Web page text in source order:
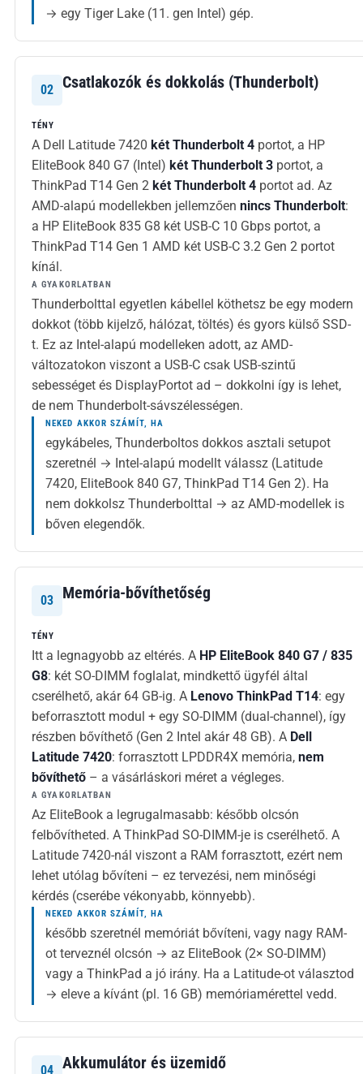
→ egy Tiger Lake (11. gen Intel) gép.
02 Csatlakozók és dokkolás (Thunderbolt)
TÉNY
A Dell Latitude 7420 két Thunderbolt 4 portot, a HP
EliteBook 840 G7 (Intel) két Thunderbolt 3 portot, a
ThinkPad T14 Gen 2 két Thunderbolt 4 portot ad. Az
AMD-alapú modellekben jellemzően nincs Thunderbolt:
a HP EliteBook 835 G8 két USB-C 10 Gbps portot, a
ThinkPad T14 Gen 1 AMD két USB-C 3.2 Gen 2 portot
kínál.
A GYAKORLATBAN
Thunderbolttal egyetlen kábellel köthetsz be egy modern
dokkot (több kijelző, hálózat, töltés) és gyors külső SSD-
t. Ez az Intel-alapú modelleken adott, az AMD-
változatokon viszont a USB-C csak USB-szintű
sebességet és DisplayPortot ad – dokkolni így is lehet,
de nem Thunderbolt-sávszélességen.
NEKED AKKOR SZÁMÍT, HA
egykábeles, Thunderboltos dokkos asztali setupot
szeretnél → Intel-alapú modellt válassz (Latitude
7420, EliteBook 840 G7, ThinkPad T14 Gen 2). Ha
nem dokkolsz Thunderbolttal → az AMD-modellek is
bőven elegendők.
03 Memória-bővíthetőség
TÉNY
Itt a legnagyobb az eltérés. A HP EliteBook 840 G7 / 835
G8: két SO-DIMM foglalat, mindkettő ügyfél által
cserélhető, akár 64 GB-ig. A Lenovo ThinkPad T14: egy
beforrasztott modul + egy SO-DIMM (dual-channel), így
részben bővíthető (Gen 2 Intel akár 48 GB). A Dell
Latitude 7420: forrasztott LPDDR4X memória, nem
bővíthető – a vásárláskori méret a végleges.
A GYAKORLATBAN
Az EliteBook a legrugalmasabb: később olcsón
felbővítheted. A ThinkPad SO-DIMM-je is cserélhető. A
Latitude 7420-nál viszont a RAM forrasztott, ezért nem
lehet utólag bővíteni – ez tervezési, nem minőségi
kérdés (cserébe vékonyabb, könnyebb).
NEKED AKKOR SZÁMÍT, HA
később szeretnél memóriát bővíteni, vagy nagy RAM-
ot terveznél olcsón → az EliteBook (2× SO-DIMM)
vagy a ThinkPad a jó irány. Ha a Latitude-ot választod
→ eleve a kívánt (pl. 16 GB) memóriamérettel vedd.
04 Akkumulátor és üzemidő